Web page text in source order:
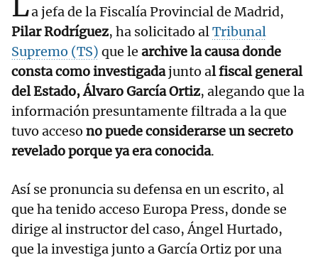
a jefa de la Fiscalía Provincial de Madrid,
Pilar Rodríguez, ha solicitado alTribunal
Supremo (TS) que le archive la causa donde
consta como investigadajunto al fiscal general
del Estado, Álvaro García Ortiz, alegando que la
información presuntamente filtrada a la que
tuvo acceso no puede considerarse un secreto
revelado porque ya era conocida.
Así se pronuncia su defensa en un escrito, al
que ha tenido acceso Europa Press, donde se
dirige al instructor del caso, Ángel Hurtado,
que la investiga junto a García Ortiz por una